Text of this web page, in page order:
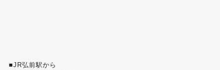
■JR弘前駅から